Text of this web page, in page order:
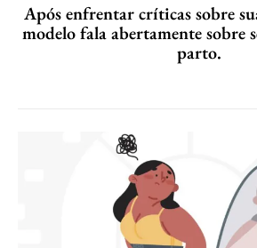
Após enfrentar críticas sobre
modelo fala abertamente sobre
parto.